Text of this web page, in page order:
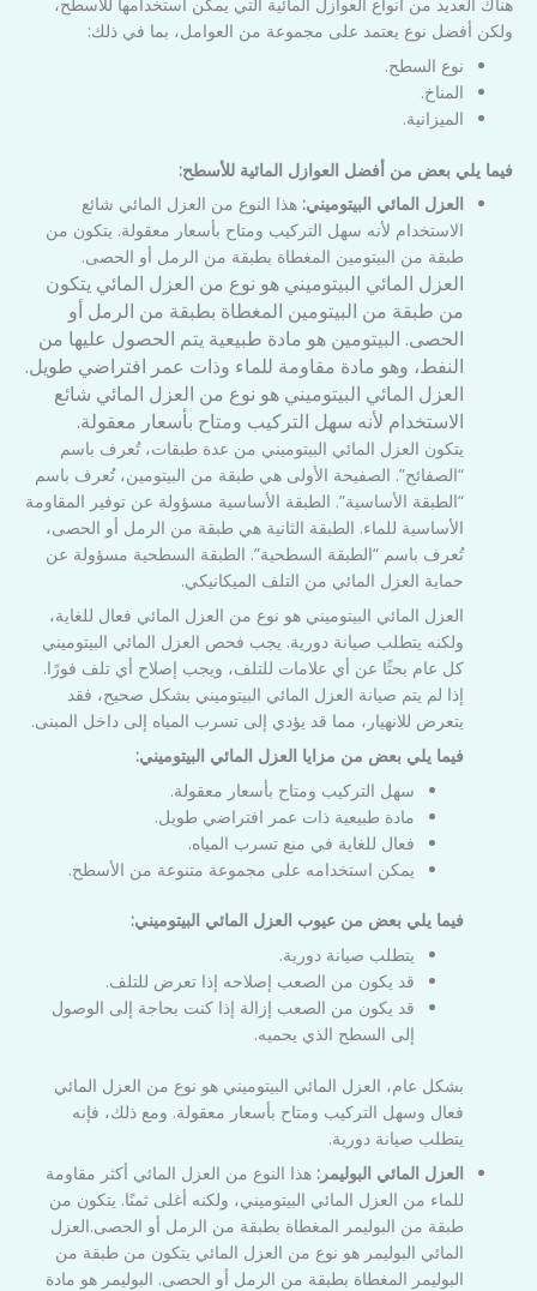
ولكن أفضل نوع يعتمد على مجموعة من العوامل، بما في ذلك:
نوع السطح.
المناخ.
الميزانية.
فيما يلي بعض من أفضل العوازل المائية للأسطح:
العزل المائي البيتوميني: هذا النوع من العزل المائي شائع
الاستخدام لأنه سهل التركيب ومتاح بأسعار معقولة. يتكون من
طبقة من البيتومين المغطاة بطبقة من الرمل أو الحصى.
العزل المائي البيتوميني هو نوع من العزل المائي يتكون
من طبقة من البيتومين المغطاة بطبقة من الرمل أو
الحصى. البيتومين هو مادة طبيعية يتم الحصول عليها من
النفط، وهو مادة مقاومة للماء وذات عمر افتراضي طويل.
العزل المائي البيتوميني هو نوع من العزل المائي شائع
الاستخدام لأنه سهل التركيب ومتاح بأسعار معقولة.
يتكون العزل المائي البيتوميني من عدة طبقات، تُعرف باسم
“الصفائح”. الصفيحة الأولى هي طبقة من البيتومين، تُعرف باسم
“الطبقة الأساسية”. الطبقة الأساسية مسؤولة عن توفير المقاومة
الأساسية للماء. الطبقة الثانية هي طبقة من الرمل أو الحصى،
تُعرف باسم “الطبقة السطحية”. الطبقة السطحية مسؤولة عن
حماية العزل المائي من التلف الميكانيكي.
العزل المائي البيتوميني هو نوع من العزل المائي فعال للغاية،
ولكنه يتطلب صيانة دورية. يجب فحص العزل المائي البيتوميني
كل عام بحثًا عن أي علامات للتلف، ويجب إصلاح أي تلف فورًا.
إذا لم يتم صيانة العزل المائي البيتوميني بشكل صحيح، فقد
يتعرض للانهيار، مما قد يؤدي إلى تسرب المياه إلى داخل المبنى.
فيما يلي بعض من مزايا العزل المائي البيتوميني:
سهل التركيب ومتاح بأسعار معقولة.
مادة طبيعية ذات عمر افتراضي طويل.
فعال للغاية في منع تسرب المياه.
يمكن استخدامه على مجموعة متنوعة من الأسطح.
فيما يلي بعض من عيوب العزل المائي البيتوميني:
يتطلب صيانة دورية.
قد يكون من الصعب إصلاحه إذا تعرض للتلف.
قد يكون من الصعب إزالة إذا كنت بحاجة إلى الوصول
إلى السطح الذي يحميه.
بشكل عام، العزل المائي البيتوميني هو نوع من العزل المائي
فعال وسهل التركيب ومتاح بأسعار معقولة. ومع ذلك، فإنه
يتطلب صيانة دورية.
العزل المائي البوليمر: هذا النوع من العزل المائي أكثر مقاومة
للماء من العزل المائي البيتوميني، ولكنه أغلى ثمنًا. يتكون من
طبقة من البوليمر المغطاة بطبقة من الرمل أو الحصى.العزل
المائي البوليمر هو نوع من العزل المائي يتكون من طبقة من
البوليمر المغطاة بطبقة من الرمل أو الحصى. البوليمر هو مادة